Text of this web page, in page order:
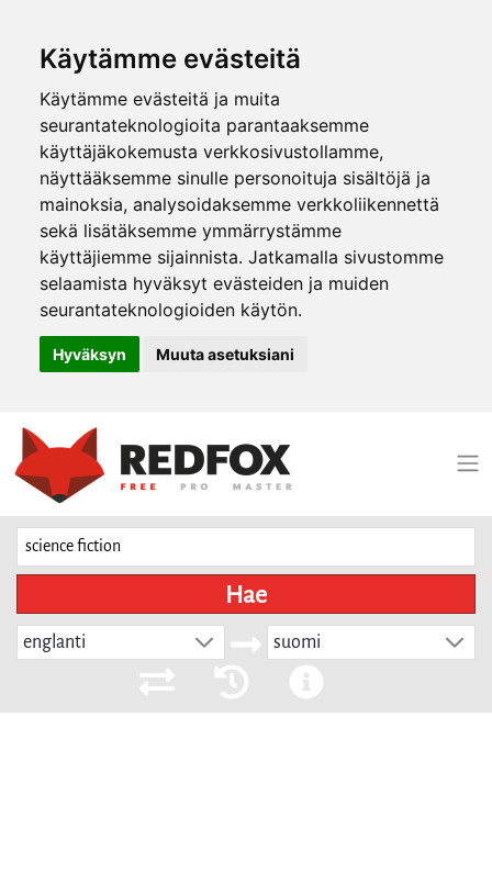
Käytämme evästeitä
Käytämme evästeitä ja muita
seurantateknologioita parantaaksemme
käyttäjäkokemusta verkkosivustollamme,
näyttääksemme sinulle personoituja sisältöjä ja
mainoksia, analysoidaksemme verkkoliikennettä
sekä lisätäksemme ymmärrystämme
käyttäjiemme sijainnista. Jatkamalla sivustomme
selaamista hyväksyt evästeiden ja muiden
seurantateknologioiden käytön.
Hyväksyn Muuta asetuksiani
Hae
englanti suomi